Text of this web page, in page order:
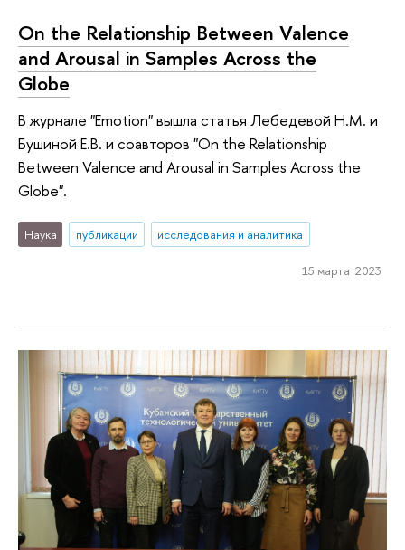
On the Relationship Between Valence
and Arousal in Samples Across the
Globe
В журнале "Emotion" вышла статья Лебедевой Н.М. и
Бушиной Е.В. и соавторов "On the Relationship
Between Valence and Arousal in Samples Across the
Globe".
Наука публикации исследования и аналитика
15 марта 2023